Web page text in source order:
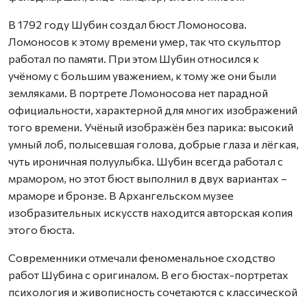
В 1792 году Шубин создал бюст Ломоносова.
Ломоносов к этому времени умер, так что скульптор
работал по памяти. При этом Шубин относился к
учёному с большим уважением, к тому же они были
земляками. В портрете Ломоносова нет парадной
официальности, характерной для многих изображений
того времени. Учёный изображён без парика: высокий
умный лоб, полысевшая голова, добрые глаза и лёгкая,
чуть ироничная полуулыбка. Шубин всегда работал с
мрамором, но этот бюст выполнил в двух вариантах –
мраморе и бронзе. В Архангельском музее
изобразительных искусств находится авторская копия
этого бюста.
Современники отмечали феноменальное сходство
работ Шубина с оригиналом. В его бюстах-портретах
психология и живописность сочетаются с классической